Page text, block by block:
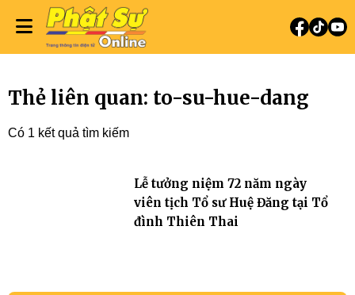
Thẻ liên quan: to-su-hue-dang
Có 1 kết quả tìm kiếm
Lễ tưởng niệm 72 năm ngày
viên tịch Tổ sư Huệ Đăng tại Tổ
đình Thiên Thai